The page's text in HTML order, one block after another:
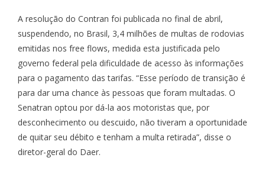
A resolução do Contran foi publicada no final de abril,
suspendendo, no Brasil, 3,4 milhões de multas de rodovias
emitidas nos free flows, medida esta justificada pelo
governo federal pela dificuldade de acesso às informações
para o pagamento das tarifas. “Esse período de transição é
para dar uma chance às pessoas que foram multadas. O
Senatran optou por dá-la aos motoristas que, por
desconhecimento ou descuido, não tiveram a oportunidade
de quitar seu débito e tenham a multa retirada”, disse o
diretor-geral do Daer.